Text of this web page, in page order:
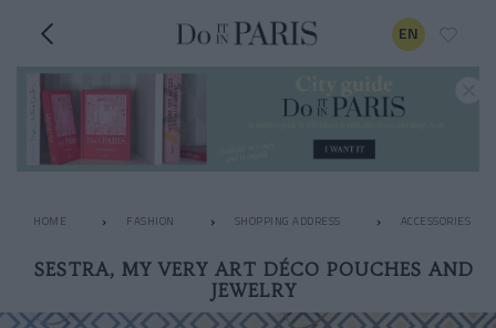
EN
HOME FASHION SHOPPING ADDRESS ACCESSORIES
SESTRA, MY VERY ART DÉCO POUCHES AND
JEWELRY